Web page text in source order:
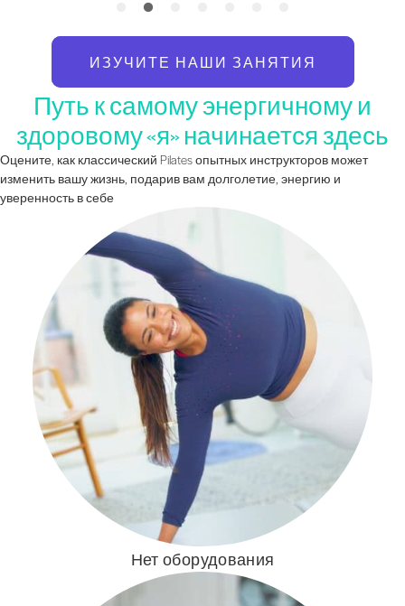
ИЗУЧИТЕ НАШИ ЗАНЯТИЯ
Путь к самому энергичному и
здоровому «я» начинается здесь
Оцените, как классический Pilates опытных инструкторов может
изменить вашу жизнь, подарив вам долголетие, энергию и
уверенность в себе
Нет оборудования